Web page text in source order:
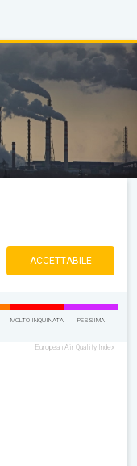
ACCETTABILE
MOLTO INQUINATA PESSIMA
European Air Quality Index